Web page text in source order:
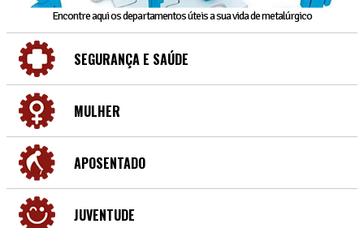
Encontre aqui os departamentos úteis a sua vida de metalúrgico
SEGURANÇA E SAÚDE
MULHER
APOSENTADO
JUVENTUDE